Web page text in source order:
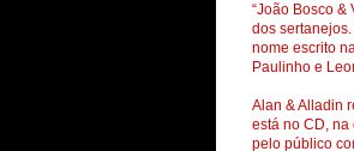
“João Bosco
dos
nome escrito
Paulinho e
Alan & Alladin
está no CD, na
pelo público